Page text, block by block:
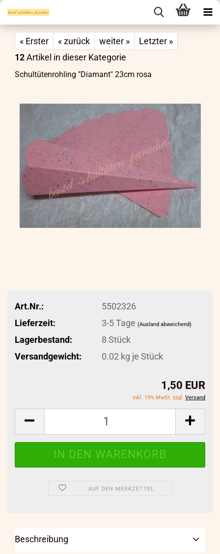
« Erster « zurück weiter »
Letzter »
12Artikel in dieser Kategorie
Schultütenrohling "Diamant" 23cm rosa
Art.Nr.:
5502326
Lieferzeit:
3-5 Tage (Ausland abweichend)
Lagerbestand: 8 Stück
Versandgewicht:
0.02 kg je Stück
1,50 EUR
inkl. 19% MwSt. zzgl. Versand
AUF DEN MERKZETTEL
Beschreibung